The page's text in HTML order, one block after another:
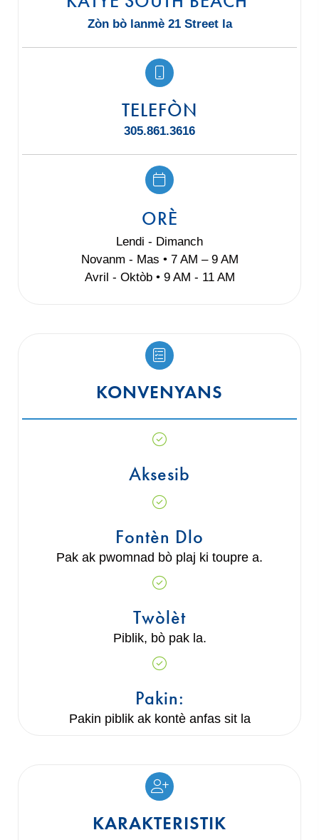
Zòn bò lanmè 21 Street la
TELEFÒN
305.861.3616
ORÈ
Lendi - Dimanch
Novanm - Mas • 7 AM – 9 AM
Avril - Oktòb • 9 AM - 11 AM
KONVENYANS
Aksesib
Fontèn Dlo
Pak ak pwomnad bò plaj ki toupre a.
Twòlèt
Piblik, bò pak la.
Pakin:
Pakin piblik ak kontè anfas sit la
KARAKTERISTIK